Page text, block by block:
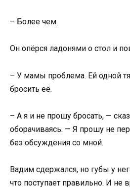
– Более чем.
Он опёрся ладонями о стол и
– У мамы проблема. Ей одной
бросить её.
– А я и не прошу бросать, —
оборачиваясь. — Я прошу не
без обсуждения со мной.
Вадим сдержался, но губы у
что поступает правильно. И не